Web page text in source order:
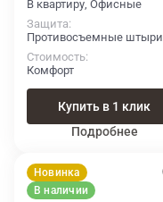
В квартиру, Офисные
Защита
Противосъемные штыри
Стоимость
Комфорт
Купить в 1 клик
Подробнее
Новинка
В наличии